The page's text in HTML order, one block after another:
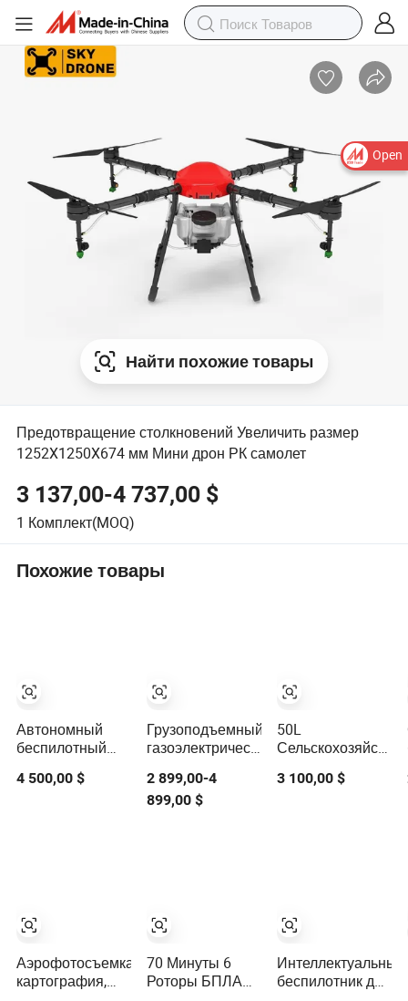
Open
Найти похожие товары
Предотвращение столкновений Увеличить размер
1252X1250X674 мм Мини дрон РК самолет
3 137,00-4 737,00 $
1 Комплект(MOQ)
Похожие товары
Автономный
беспилотный
летательный
аппарат для
4 500,00 $
Аэрофотосъемка,
картография,
Грузоподъемный
газоэлектрический
гексакоптер
БПЛА для 8kg
2 899,00-4
899,00 $
70 Минуты 6
Роторы БПЛА
50L
интеллектуальной
3 100,00 $
Интеллектуальный
беспилотник для